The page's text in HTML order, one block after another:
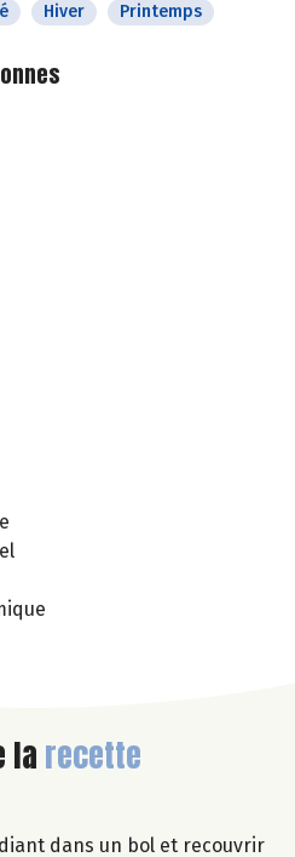
Hiver Printemps
larecette
dans un bol et recouvrir